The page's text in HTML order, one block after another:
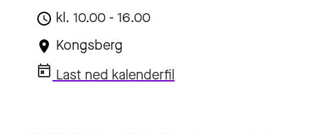
kl. 10.00 - 16.00
Kongsberg
Last ned kalenderfil